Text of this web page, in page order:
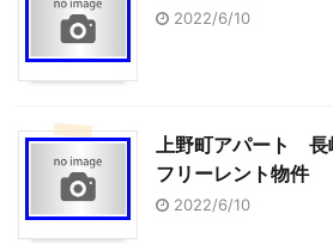
2022/6/10
上野町アパート
フリーレント物件
2022/6/10